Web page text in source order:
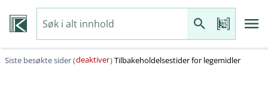
Siste besøkte sider (deaktiver)Tilbakeholdelsestider for legemidler